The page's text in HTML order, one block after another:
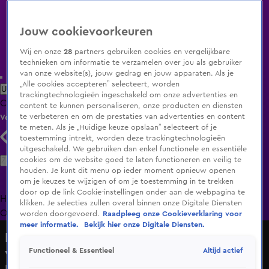
Uitzending Gemist Populaire programma's Zenders Genres
ClipsFilmsRadioSmart TV inlogShop
Volg KIJK
Zoeken
HomeUitzending Gemist Programma's De Bondgenoten
OranjezomerLivestreamsShop
volkszanger van Nederland?
Jouw cookievoorkeuren
Wij en onze28 partners gebruiken cookies en vergelijkbare
technieken om informatie te verzamelen over jou als gebruiker
van onze website(s), jouw gedrag en jouw apparaten. Als je
„Alle cookies accepteren” selecteert, worden
trackingtechnologieën ingeschakeld om onze advertenties en
content te kunnen personaliseren, onze producten en diensten
te verbeteren en om de prestaties van advertenties en content
te meten. Als je „Huidige keuze opslaan” selecteert of je
toestemming intrekt, worden deze trackingtechnologieën
uitgeschakeld. We gebruiken dan enkel functionele en essentiële
cookies om de website goed te laten functioneren en veilig te
houden. Je kunt dit menu op ieder moment opnieuw openen
om je keuzes te wijzigen of om je toestemming in te trekken
door op de link Cookie-instellingen onder aan de webpagina te
klikken. Je selecties zullen overal binnen onze Digitale Diensten
worden doorgevoerd.
Raadpleeg onze Cookieverklaring voor
meer informatie.
Bekijk hier onze Digitale Diensten.
Functioneel & Essentieel Altijd actief